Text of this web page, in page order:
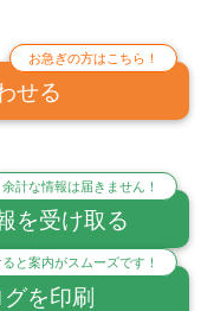
せる
お急ぎの方はこちら！
を受け取る
余計な情報は届きません！
を印刷
と案内がスムーズです！